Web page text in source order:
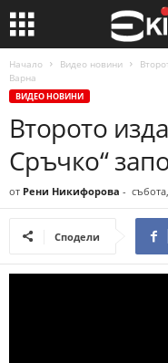
Начало Видео новини
Варна
ВИДЕО НОВИНИ
Второто
Сръчко“
от Рени Никифорова -
Сподели